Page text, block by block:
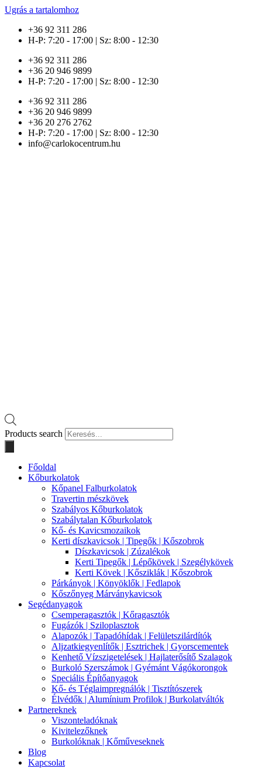
Ugrás a tartalomhoz
+36 92 311 286
H-P: 7:20 - 17:00 | Sz: 8:00 - 12:30
+36 92 311 286
+36 20 946 9899
H-P: 7:20 - 17:00 | Sz: 8:00 - 12:30
+36 92 311 286
+36 20 946 9899
+36 20 276 2762
H-P: 7:20 - 17:00 | Sz: 8:00 - 12:30
info@carlokocentrum.hu
Products search
Főoldal
Kőburkolatok
Kőpanel Falburkolatok
Travertin mészkövek
Szabályos Kőburkolatok
Szabálytalan Kőburkolatok
Kő- és Kavicsmozaikok
Kerti díszkavicsok | Tipegők | Kőszobrok
Díszkavicsok | Zúzalékok
Kerti Tipegők | Lépőkövek | Szegélykövek
Kerti Kövek | Kősziklák | Kőszobrok
Párkányok | Könyöklők | Fedlapok
Kőszőnyeg Márványkavicsok
Segédanyagok
Csemperagasztók | Kőragasztók
Fugázók | Sziloplasztok
Alapozók | Tapadóhídak | Felületszilárdítók
Aljzatkiegyenlítők | Esztrichek | Gyorscementek
Kenhető Vízszigetelések | Hajlaterősítő Szalagok
Burkoló Szerszámok | Gyémánt Vágókorongok
Speciális Építőanyagok
Kő- és Téglaimpregnálók | Tisztítószerek
Élvédők | Alumínium Profilok | Burkolatváltók
Partnereknek
Viszonteladóknak
Kivitelezőknek
Burkolóknak | Kőműveseknek
Blog
Kapcsolat